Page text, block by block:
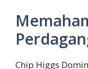
Chip Higgs